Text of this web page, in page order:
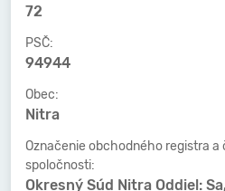
72
PSČ:
94944
Obec:
Nitra
Označenie obchodného registra a
spoločnosti:
Okresný Súd Nitra Oddiel: